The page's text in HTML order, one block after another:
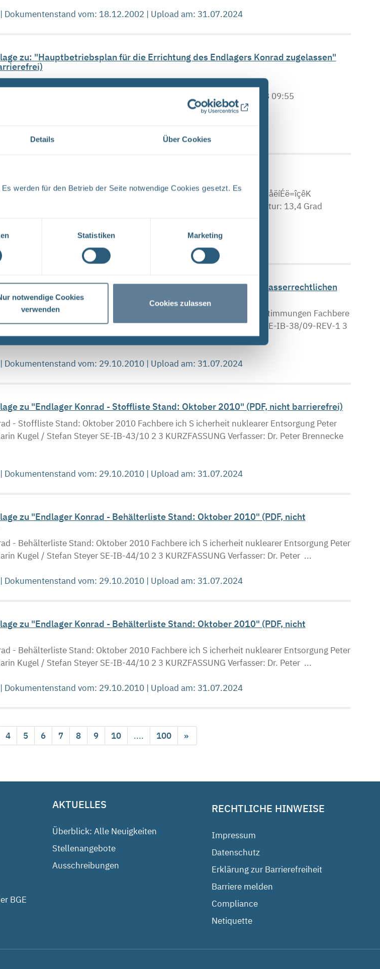
Details Über Cookies
werden für den Betrieb der Seite notwendige Cookies gesetzt. Es
Statistiken Marketing
notwendige Cookies
verwenden
Cookies zulassen
| Dokumentenstand vom: 18.12.2002 | Upload am: 31.07.2024
zu: "Hauptbetriebsplan für die Errichtung des Endlagers Konrad zugelassen"
de/bfs/presse/pr08/pr0801.html/printversion 1 von 1 11.3.2008 09:55
001 vom 17.01.2008 Hauptbetriebsplan für die ...
| Dokumentenstand vom: 17.01.2008 | Upload am: 31.07.2024
Es kommt keine Kritik (PDF, nicht barrierefrei)
ëíÉääí= åÉìÉå iÉáíÉê= ÇÉë= báåë~íòJ= ìåÇ= píêÉáJ ÑÉåÇáÉåëíÉë=îçêK
Das Wetter gestern: Höchsttemperatur: 19,1 Grad Tiefsttemperatur: 13,4 Grad
| Dokumentenstand vom: 27.05.2008 | Upload am: 31.07.2024
zu "Endlager Konrad - Vorgehensweise zur Umsetzung der wasserrechtlichen
(PDF, nicht barrierefrei)
- Vorgehensweise zur Umsetzung der wasserrechtlichen Nebenbestimmungen Fachbere
nuklearer Entsorgung Peter Brennecke / Karin Kugel / Stefan Steyer SE-IB-38/09-REV-1 3
| Dokumentenstand vom: 29.10.2010 | Upload am: 31.07.2024
zu "Endlager Konrad - Stoffliste Stand: Oktober 2010" (PDF, nicht barrierefrei)
- Stoffliste Stand: Oktober 2010 Fachbere ich S icherheit nuklearer Entsorgung Peter
Kugel / Stefan Steyer SE-IB-43/10 2 3 KURZFASSUNG Verfasser: Dr. Peter Brennecke
| Dokumentenstand vom: 29.10.2010 | Upload am: 31.07.2024
zu "Endlager Konrad - Behälterliste Stand: Oktober 2010" (PDF, nicht
- Behälterliste Stand: Oktober 2010 Fachbere ich S icherheit nuklearer Entsorgung Peter
Kugel / Stefan Steyer SE-IB-44/10 2 3 KURZFASSUNG Verfasser: Dr. Peter ...
| Dokumentenstand vom: 29.10.2010 | Upload am: 31.07.2024
zu "Endlager Konrad - Behälterliste Stand: Oktober 2010" (PDF, nicht
- Behälterliste Stand: Oktober 2010 Fachbere ich S icherheit nuklearer Entsorgung Peter
Kugel / Stefan Steyer SE-IB-44/10 2 3 KURZFASSUNG Verfasser: Dr. Peter ...
| Dokumentenstand vom: 29.10.2010 | Upload am: 31.07.2024
4 5 6 7 8 9 10 .... 100 »
BGE
AKTUELLES
Überblick: Alle Neuigkeiten
Stellenangebote
Ausschreibungen
RECHTLICHE HINWEISE
Impressum
Datenschutz
Erklärung zur Barrierefreiheit
Barriere melden
Compliance
Netiquette